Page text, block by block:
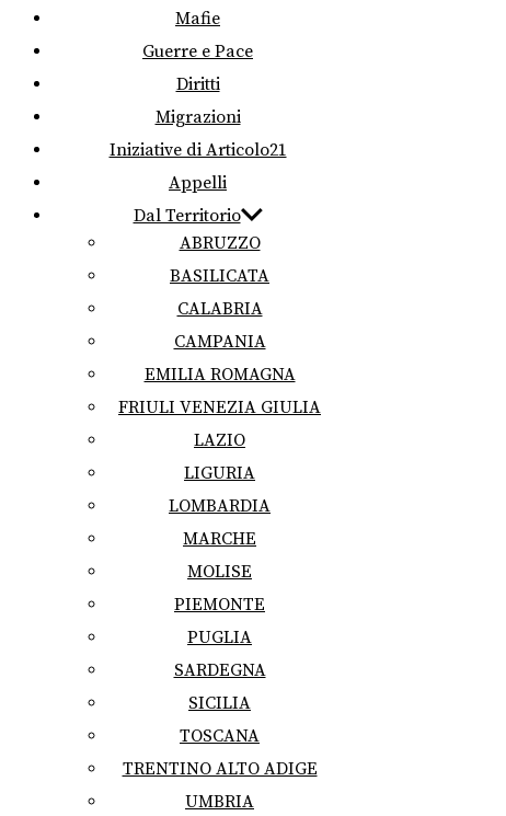
Mafie
Guerre e Pace
Diritti
Migrazioni
Iniziative di Articolo21
Appelli
Dal Territorio
ABRUZZO
BASILICATA
CALABRIA
CAMPANIA
EMILIA ROMAGNA
FRIULI VENEZIA GIULIA
LAZIO
LIGURIA
LOMBARDIA
MARCHE
MOLISE
PIEMONTE
PUGLIA
SARDEGNA
SICILIA
TOSCANA
TRENTINO ALTO ADIGE
UMBRIA